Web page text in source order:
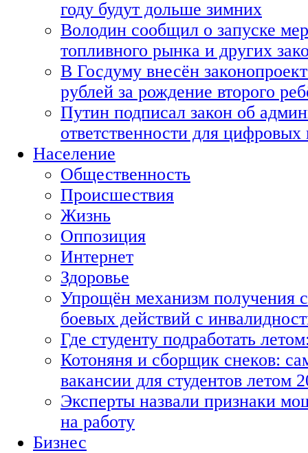
году будут дольше зимних
Володин сообщил о запуске
топливного рынка и других
В Госдуму внесён
рублей за рождение второго
Путин подписал закон об
ответственности для
Население
Общественность
Происшествия
Жизнь
Оппозиция
Интернет
Здоровье
Упрощён механизм получения
боевых действий с
Где студенту подработать
Котоняня и сборщик снеков:
вакансии для студентов летом
Эксперты назвали признаки
на работу
Бизнес